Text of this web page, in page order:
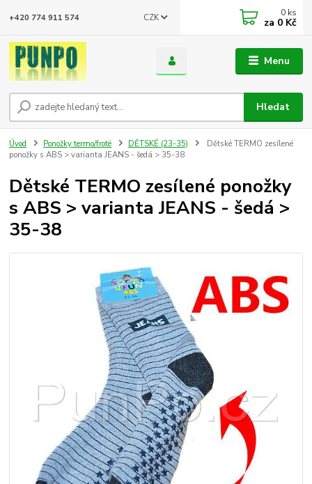
Menu
CZK
Hledat
+420 774 911 574 0 ks
za 0 Kč
Úvod Ponožky termo/froté DĚTSKÉ (23-35)
Dětské TERMO zesílené
ponožky s ABS > varianta JEANS - šedá > 35-38
Dětské TERMO zesílené ponožky
s ABS > varianta JEANS - šedá >
35-38